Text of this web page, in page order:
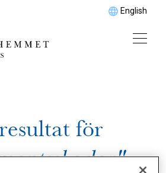
English
för